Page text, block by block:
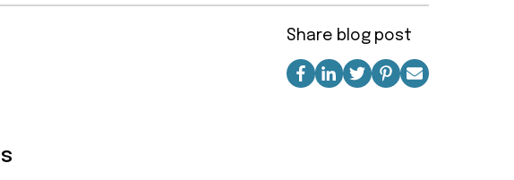
Share blog post